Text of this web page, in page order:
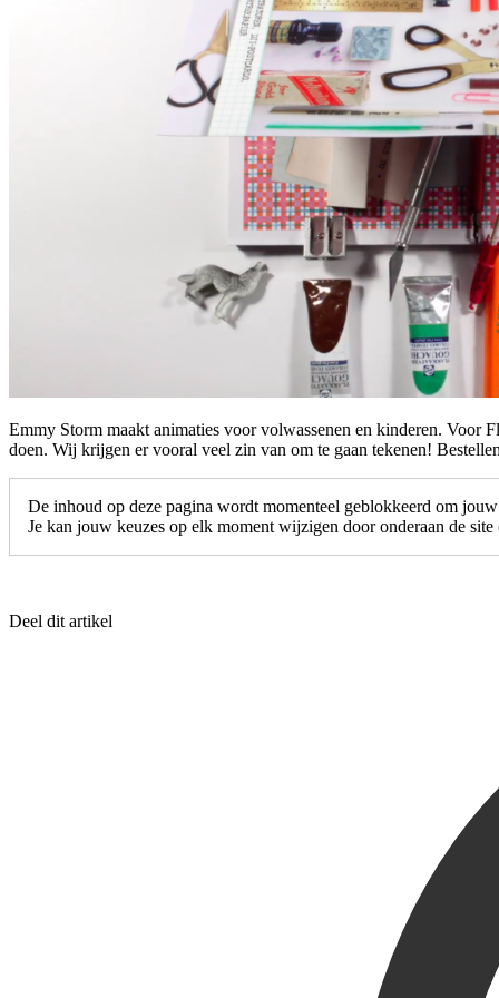
Emmy Storm maakt animaties voor volwassenen en kinderen. Voor
doen. Wij krijgen er vooral veel zin van om te gaan tekenen!
De inhoud op deze pagina wordt momenteel geblokkeerd om
Je kan jouw keuzes op elk moment wijzigen door onderaan de
Deel dit artikel